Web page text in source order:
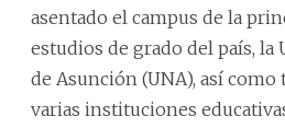
asentado el campus de la
estudios de grado del país, la
de Asunción (UNA), así como
varias instituciones